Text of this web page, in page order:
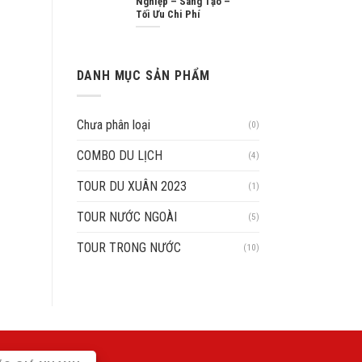
Tối Ưu Chi Phí
DANH MỤC SẢN PHẨM
Chưa phân loại (0)
COMBO DU LỊCH (4)
TOUR DU XUÂN 2023 (1)
TOUR NƯỚC NGOÀI (5)
TOUR TRONG NƯỚC (10)